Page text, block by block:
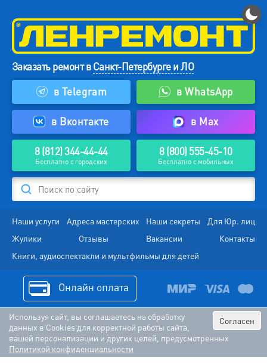
Заказать ремонт вСанкт-Петербурге и ЛО
в Telegram
в WhatsApp
в Вконтакте в Max
8 (812) 344-44-44
Бесплатно с городских
8 (800) 555-45-10
Бесплатно с мобильных
Поиск по сайту
Наши услуги Адреса мастерских Наши секреты
Для Юр. лиц
Жулики
Отзывы Вакансии
Контакты
Книги, аудиоспектакли и мультфильмы для детей
Онлайн оплата
Согласен
Используя сайт, вы соглашаетесь на обработку
данных в Cookies для корректной работы сайта,
вашей персонализации и других целей, предусмотренных
Политикой конфиденциальности